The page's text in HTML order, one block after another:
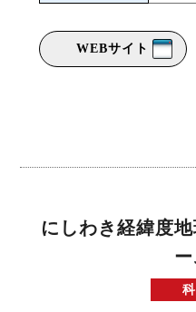
WEBサイト
にしわき経緯度
ー